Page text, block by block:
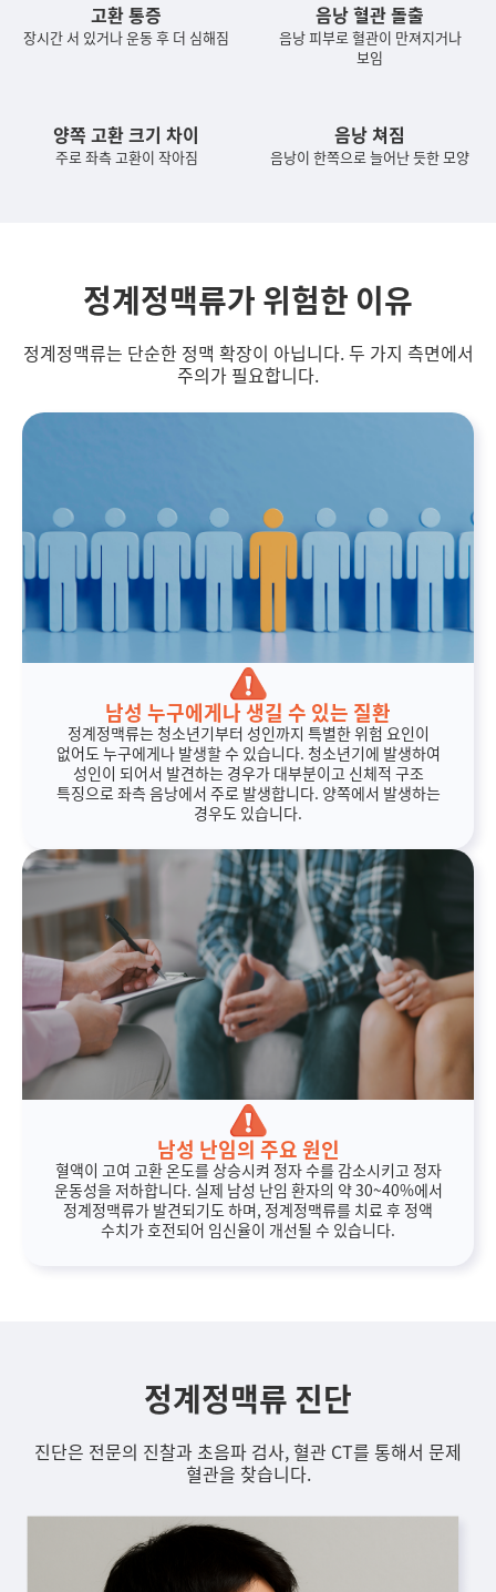
고환 통증
장시간 서 있거나 운동 후 더 심해짐
음낭 혈관 돌출
음낭 피부로 혈관이 만져지거나
보임
양쪽 고환 크기 차이
주로 좌측 고환이 작아짐
음낭 쳐짐
음낭이 한쪽으로 늘어난 듯한 모양
정계정맥류가 위험한 이유
정계정맥류는 단순한 정맥 확장이 아닙니다. 두 가지 측면에서
주의가 필요합니다.
남성 누구에게나 생길 수 있는 질환
정계정맥류는 청소년기부터 성인까지 특별한 위험 요인이
없어도 누구에게나 발생할 수 있습니다. 청소년기에 발생하여
성인이 되어서 발견하는 경우가 대부분이고 신체적 구조
특징으로 좌측 음낭에서 주로 발생합니다. 양쪽에서 발생하는
경우도 있습니다.
남성 난임의 주요 원인
혈액이 고여 고환 온도를 상승시켜 정자 수를 감소시키고 정자
운동성을 저하합니다. 실제 남성 난임 환자의 약 30~40%에서
정계정맥류가 발견되기도 하며, 정계정맥류를 치료 후 정액
수치가 호전되어 임신율이 개선될 수 있습니다.
정계정맥류 진단
진단은 전문의 진찰과 초음파 검사, 혈관 CT를 통해서 문제
혈관을 찾습니다.